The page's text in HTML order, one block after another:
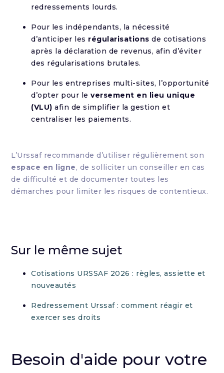
redressements lourds.
Pour les indépendants, la nécessité
d’anticiper les régularisations de cotisations
après la déclaration de revenus, afin d’éviter
des régularisations brutales.
Pour les entreprises multi-sites, l’opportunité
d’opter pour leversement en lieu unique
(VLU) afin de simplifier la gestion et
centraliser les paiements.
L’Urssaf recommande d’utiliser régulièrement son
espace en ligne, de solliciter un conseiller en cas
de difficulté et de documenter toutes les
démarches pour limiter les risques de contentieux.
Sur le même sujet
Cotisations URSSAF 2026 : règles, assiette et
nouveautés
Redressement Urssaf : comment réagir et
exercer ses droits
Besoin d'aide pour votre